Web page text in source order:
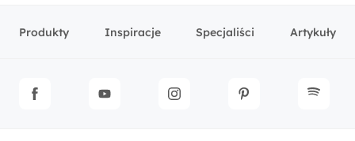
Produkty Inspiracje Specjaliści Artykuły